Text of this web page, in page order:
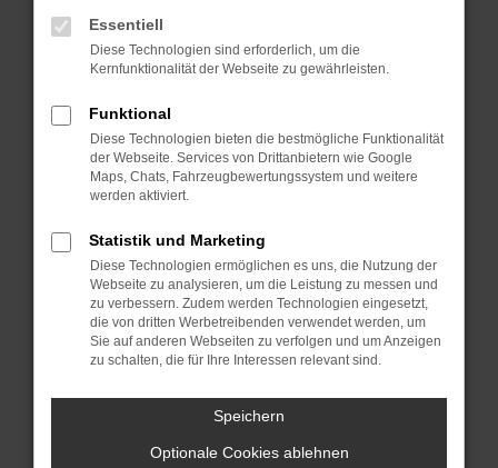
Überprüfe deine Firewall und deine
Internetverbindung.
deine Suchmaschine?
Prüfe deine Browsererweiterungen.
Manche Erweiterungen, wie Werbeblocker,
können das Laden bestimmter Seiten
anderen Browser oder in einem privaten
Fenster?
Starte dein Gerät neu.
Das kann manchmal helfen,
vorübergehende Probleme zu beheben.
Stelle sicher, dass dein Browser und dein
Betriebssystem auf dem neuesten Stand
Essentiell
Diese Technologien sind erforderlich, um die
Kernfunktionalität der Webseite zu gewährleisten.
Funktional
Diese Technologien bieten die bestmögliche Funktionalität
der Webseite. Services von Drittanbietern wie Google
Maps, Chats, Fahrzeugbewertungssystem und weitere
werden aktiviert.
Statistik und Marketing
Diese Technologien ermöglichen es uns, die Nutzung der
Webseite zu analysieren, um die Leistung zu messen und
zu verbessern. Zudem werden Technologien eingesetzt,
die von dritten Werbetreibenden verwendet werden, um
Sie auf anderen Webseiten zu verfolgen und um Anzeigen
zu schalten, die für Ihre Interessen relevant sind.
Speichern
Optionale Cookies ablehnen